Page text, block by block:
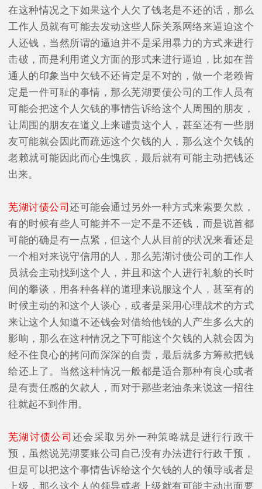
在这种情况之下如果这个人欠了钱老是不还的话，那么
工作人员就有可能去发动这些人际关系网络来逼迫这个
人还钱，当然所谓的逼迫并不是采用暴力的方式来进行
击破，而是利用道义方面的形式来进行逼迫，比如在普
通人的印象当中欠钱不还肯定是不对的，做一个老赖肯
定是一件可耻的事情，那么芜湖要债公司的工作人员有
可能会把这个人欠钱的事情告诉给这个人周围的朋友，
让周围的朋友在道义上来谴责这个人，甚至还有一些朋
友可能就会因此而疏远这个欠钱的人，那么这个欠钱的
老赖就可能因此而心生愧疚，最后就有可能主动把钱还
出来。
芜湖讨债公司还可能会通过另外一种方式来索要欠款，
有的时候有些人可能并不一定不是不还钱，而是说首都
可能的确是有一点紧，但这个人从目前的状况来看还是
一个相对来说守信用的人，那么芜湖讨债公司的工作人
员就会主动找到这个人，并且和这个人进行礼貌的长时
间的攀谈，用各种各样的道理来说服这个人，甚至有的
时候主动的和这个人谈心，或者是采用心理战术的方式
来让这个人知道不还钱会对借给他钱的人产生多么大的
影响，那么在这种情况之下可能这个欠钱的人就会因为
经不住良心的拷问而深深的自责，最后就多方筹款把钱
给还上了。当然这种情况一般都是适合那种有良心或者
是有责任感的欠款人，而对于那些老油条来说这一招往
往就起不到作用。
芜湖讨债公司 还会采取另外一种策略就是进行行政干
预，虽然说芜湖要账公司自己没有办法进行行政干预，
但是可以把这个事情告诉给这个欠钱的人的领导或者是
上级，那么这个人的领导或者上级就有可能主动出面要